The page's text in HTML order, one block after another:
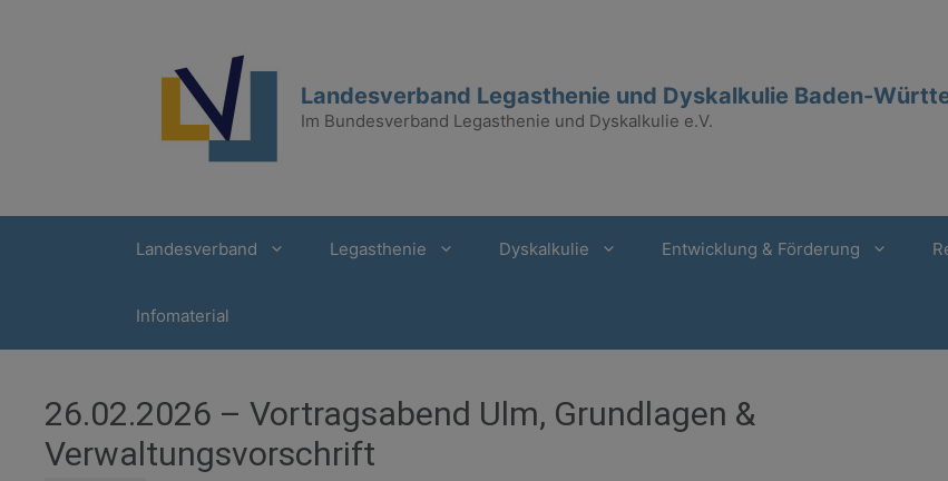
Landesverband Legasthenie und Dyskalkulie Baden-
Im Bundesverband Legasthenie und Dyskalkulie e.V.
Landesverband Legasthenie Dyskalkulie Entwicklung & Förderung
Infomaterial
26.02.2026 – Vortragsabend Ulm, Grundlagen &
Verwaltungsvorschrift